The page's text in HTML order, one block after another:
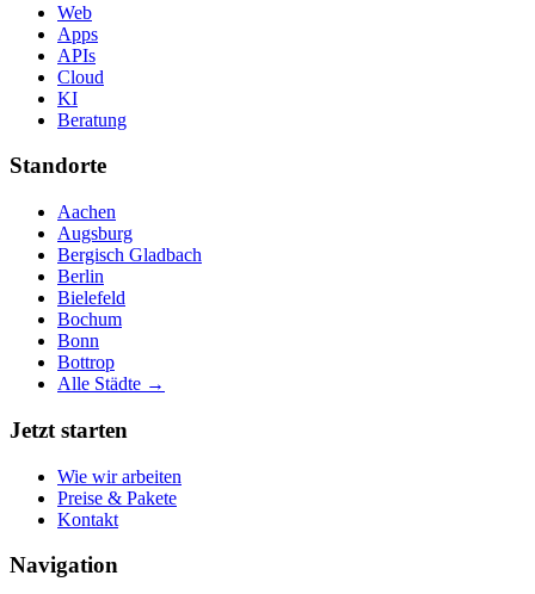
Web
Apps
APIs
Cloud
KI
Beratung
Standorte
Aachen
Augsburg
Bergisch Gladbach
Berlin
Bielefeld
Bochum
Bonn
Bottrop
Alle Städte →
Jetzt starten
Wie wir arbeiten
Preise & Pakete
Kontakt
Navigation